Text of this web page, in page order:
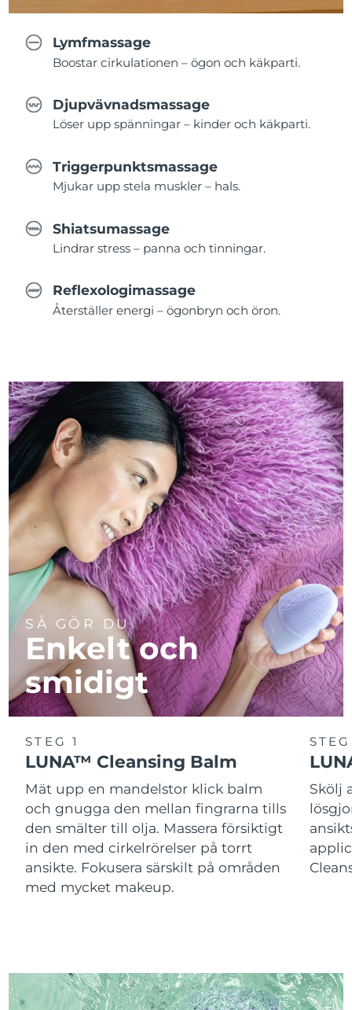
Lymfmassage
Boostar cirkulationen – ögon och käkparti.
Djupvävnadsmassage
Löser upp spänningar – kinder och käkparti.
Triggerpunktsmassage
Mjukar upp stela muskler – hals.
Shiatsumassage
Lindrar stress – panna och tinningar.
Reflexologimassage
Återställer energi – ögonbryn och öron.
SÅ GÖR DU
Enkelt och
smidigt
STEG 1
LUNA™ Cleansing Balm
Mät upp en mandelstor klick balm
och gnugga den mellan fingrarna tills
den smälter till olja. Massera försiktigt
in den med cirkelrörelser på torrt
ansikte. Fokusera särskilt på områden
med mycket makeup.
Skölj